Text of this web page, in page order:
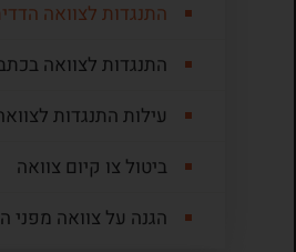
התנגדות לצוואה
התנגדות לצוואה
עילות התנגדות
ביטול צו קיום צוואה
הגנה על צוואה מפני